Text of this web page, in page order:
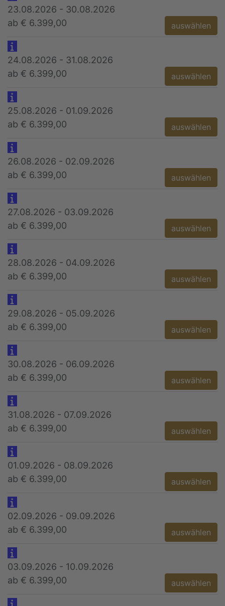
23.08.2026 - 30.08.2026
ab € 6.399,00
auswählen
24.08.2026 - 31.08.2026
ab € 6.399,00
auswählen
25.08.2026 - 01.09.2026
ab € 6.399,00
auswählen
26.08.2026 - 02.09.2026
ab € 6.399,00
auswählen
27.08.2026 - 03.09.2026
ab € 6.399,00
auswählen
28.08.2026 - 04.09.2026
ab € 6.399,00
auswählen
29.08.2026 - 05.09.2026
ab € 6.399,00
auswählen
30.08.2026 - 06.09.2026
ab € 6.399,00
auswählen
31.08.2026 - 07.09.2026
ab € 6.399,00
auswählen
01.09.2026 - 08.09.2026
ab € 6.399,00
auswählen
02.09.2026 - 09.09.2026
ab € 6.399,00
auswählen
03.09.2026 - 10.09.2026
ab € 6.399,00
auswählen